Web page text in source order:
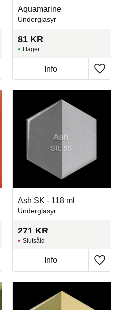
till i favoriter
Aquamarine
Underglasyr
81 KR
Lägg
I lager
Info
till i favoriter
Ash SK - 118 ml
Underglasyr
271 KR
Lägg
Slutsåld
Info